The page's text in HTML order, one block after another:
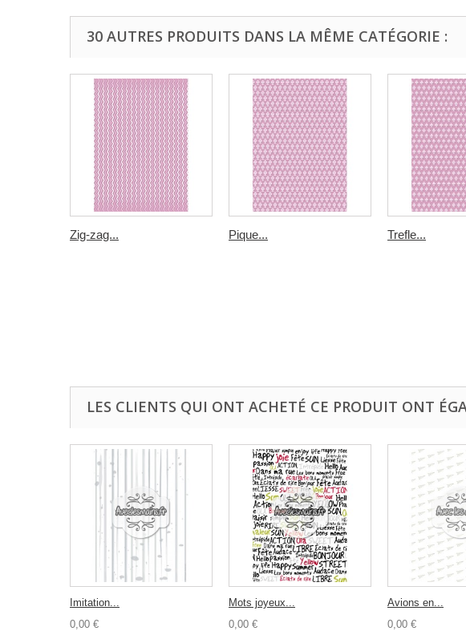
30 AUTRES PRODUITS DANS LA MÊME CATÉGORIE :
Zig-zag... Pique... Trefle...
LES CLIENTS QUI ONT ACHETÉ CE PRODUIT ONT
Imitation...
0,00 €
Mots joyeux...
0,00 €
Avions en...
0,00 €